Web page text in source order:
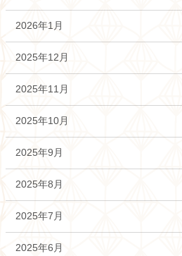
2026年1月
2025年12月
2025年11月
2025年10月
2025年9月
2025年8月
2025年7月
2025年6月